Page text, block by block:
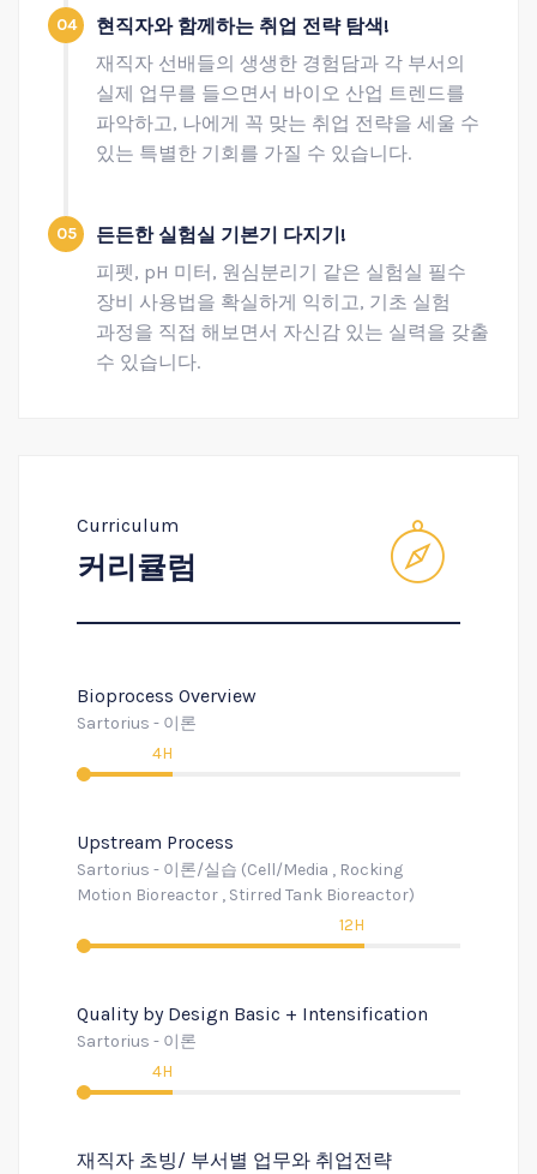
04
현직자와 함께하는 취업 전략 탐색!
재직자 선배들의 생생한 경험담과 각 부서의
실제 업무를 들으면서 바이오 산업 트렌드를
파악하고, 나에게 꼭 맞는 취업 전략을 세울 수
있는 특별한 기회를 가질 수 있습니다.
05
든든한 실험실 기본기 다지기!
피펫, pH 미터, 원심분리기 같은 실험실 필수
장비 사용법을 확실하게 익히고, 기초 실험
과정을 직접 해보면서 자신감 있는 실력을 갖출
수 있습니다.
Curriculum
커리큘럼
Bioprocess Overview
Sartorius - 이론
4H
Upstream Process
Sartorius - 이론/실습 (Cell/Media , Rocking
Motion Bioreactor , Stirred Tank Bioreactor)
12H
Quality by Design Basic + Intensification
Sartorius - 이론
4H
재직자 초빙/ 부서별 업무와 취업전략